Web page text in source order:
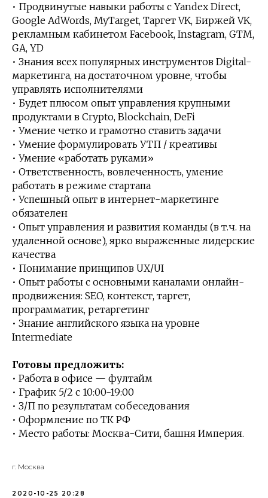
• Продвинутые навыки работы с Yandex Direct,
Google AdWords, MyTarget, Таргет VK, Биржей VK,
рекламным кабинетом Facebook, Instagram, GTM,
GA, YD
• Знания всех популярных инструментов Digital-
маркетинга, на достаточном уровне, чтобы
управлять исполнителями
• Будет плюсом опыт управления крупными
продуктами в Crypto, Blockchain, DeFi
• Умение четко и грамотно ставить задачи
• Умение формулировать УТП / креативы
• Умение «работать руками»
• Ответственность, вовлеченность, умение
работать в режиме стартапа
• Успешный опыт в интернет-маркетинге
обязателен
• Опыт управления и развития команды (в т.ч. на
удаленной основе), ярко выраженные лидерские
качества
• Понимание принципов UX/UI
• Опыт работы с основными каналами онлайн-
продвижения: SEO, контекст, таргет,
программатик, ретаргетинг
• Знание английского языка на уровне
Intermediate
Готовы предложить:
• Работа в офисе — фултайм
• График 5/2 с 10:00-19:00
• З/П по результатам собеседования
• Оформление по ТК РФ
• Место работы: Москва-Сити, башня Империя.
г. Москва
2020-10-25 20:28